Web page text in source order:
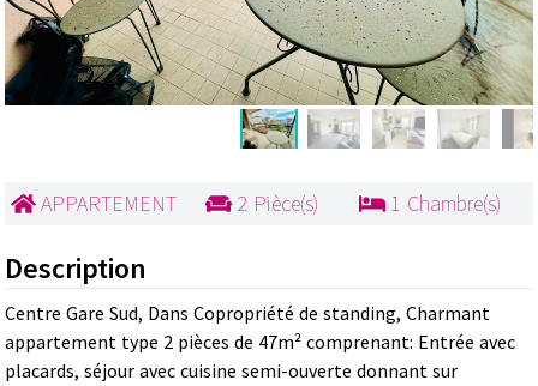
APPARTEMENT 2 Pièce(s) 1 Chambre(s)
Description
Centre Gare Sud, Dans Copropriété de standing, Charmant
appartement type 2 pièces de 47m² comprenant: Entrée avec
placards, séjour avec cuisine semi-ouverte donnant sur